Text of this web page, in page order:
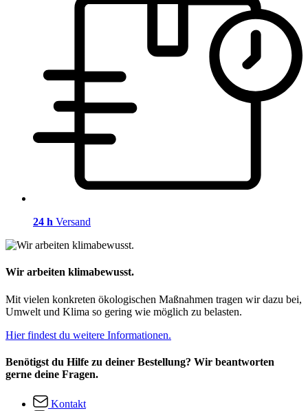
24 h Versand
Wir arbeiten klimabewusst.
Mit vielen konkreten ökologischen Maßnahmen tragen wir dazu bei,
Umwelt und Klima so gering wie möglich zu belasten.
Hier findest du weitere Informationen.
Benötigst du Hilfe zu deiner Bestellung? Wir beantworten
gerne deine Fragen.
Kontakt